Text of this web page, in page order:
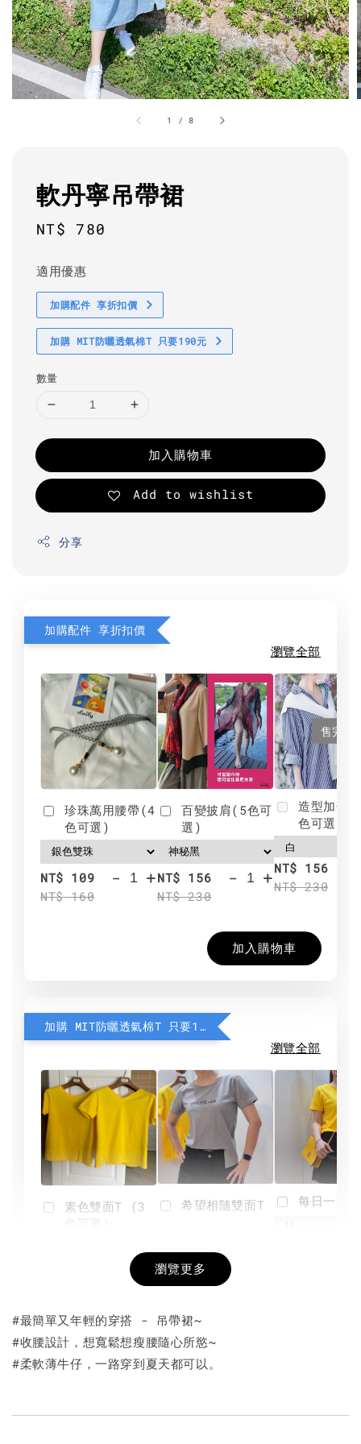
1 / 8
軟丹寧吊帶裙
Regular
NT$ 780
適用優惠
加購配件 享折扣價
加購 MIT防曬透氣棉T 只要190元
數量
加入購物車
Add to wishlist
分享
加購配件 享折扣價
瀏覽全部
珍珠萬用腰帶(4
色可選)
NT$ 109
NT$ 160
- +
百變披肩(5色可
選)
NT$ 156
NT$ 230
- +
售完
造型加分
色可選)
NT$ 156
NT$ 230
加入購物車
加購 MIT防曬透氣棉T 只要190元
瀏覽全部
素色雙面T (3
+
希望相隨雙面T
NT$ 190
-
每日一笑
瀏覽更多
#最簡單又年輕的穿搭 - 吊帶裙~
#收腰設計，想寬鬆想瘦腰隨心所慾~
#柔軟薄牛仔，一路穿到夏天都可以。